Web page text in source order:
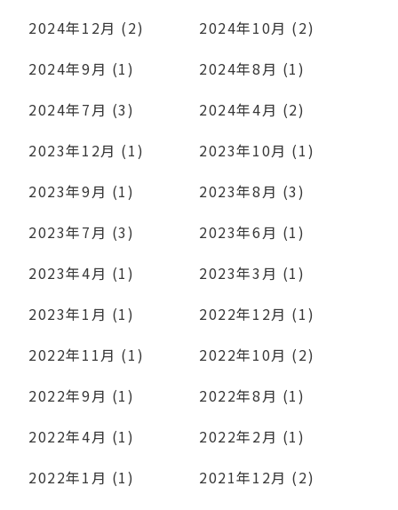
2024年12月 (2)
2024年10月 (2)
2024年9月 (1)
2024年8月 (1)
2024年7月 (3)
2024年4月 (2)
2023年12月 (1)
2023年10月 (1)
2023年9月 (1)
2023年8月 (3)
2023年7月 (3)
2023年6月 (1)
2023年4月 (1)
2023年3月 (1)
2023年1月 (1)
2022年12月 (1)
2022年11月 (1)
2022年10月 (2)
2022年9月 (1)
2022年8月 (1)
2022年4月 (1)
2022年2月 (1)
2022年1月 (1)
2021年12月 (2)